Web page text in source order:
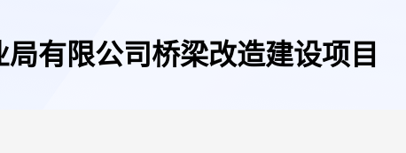
有限公司桥梁改造建设项目